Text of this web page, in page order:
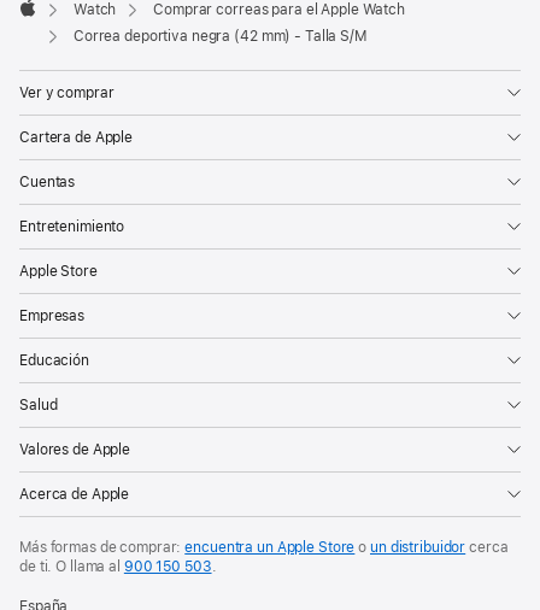
Apple
Watch
Comprar correas para el Apple Watch
Correa deportiva negra (42 mm) - Talla S/M
Ver y comprar
Cartera de Apple
Cuentas
Entretenimiento
Apple Store
Empresas
Educación
Salud
Valores de Apple
Acerca de Apple
Más formas de comprar:encuentra un Apple Store oun distribuidor cerca
de ti. O
llama al 900 150 503.